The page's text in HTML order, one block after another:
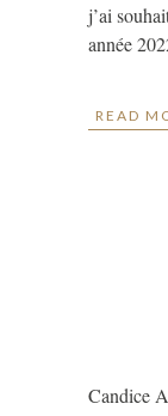
j’ai
année
READ
Candice